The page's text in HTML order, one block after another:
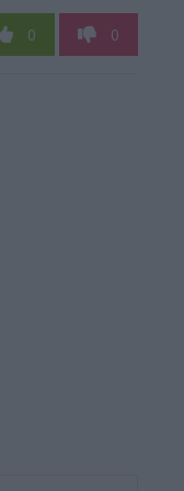
0 0